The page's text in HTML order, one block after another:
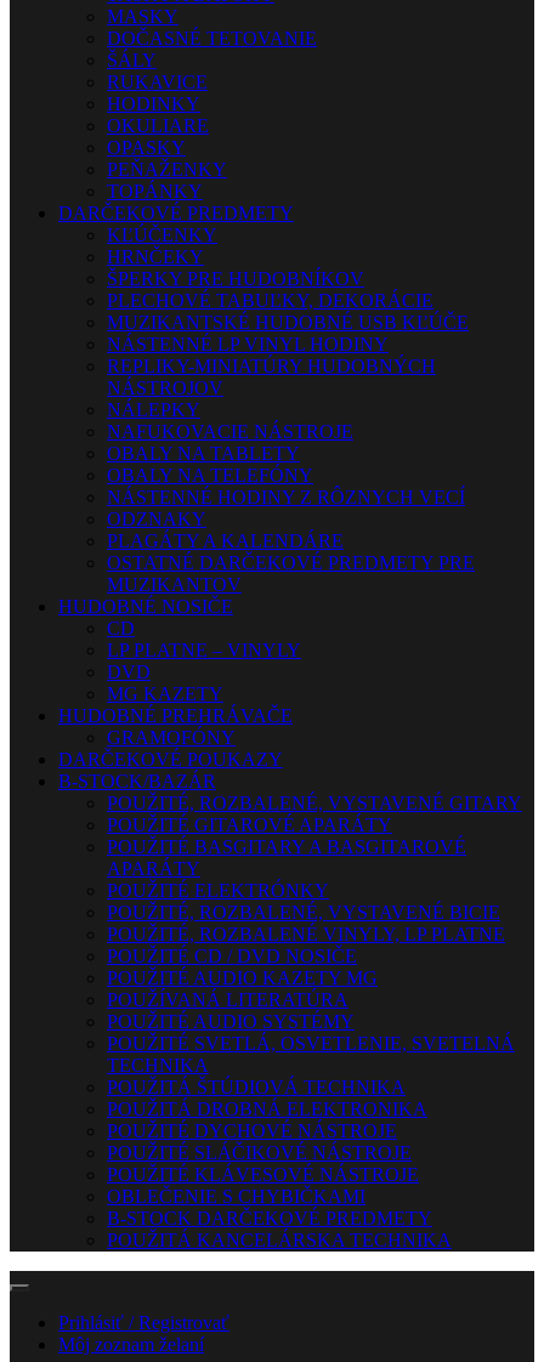
MASKY
DOČASNÉ TETOVANIE
ŠÁLY
RUKAVICE
HODINKY
OKULIARE
OPASKY
PEŇAŽENKY
TOPÁNKY
DARČEKOVÉ PREDMETY
KĽÚČENKY
HRNČEKY
ŠPERKY PRE HUDOBNÍKOV
PLECHOVÉ TABUĽKY, DEKORÁCIE
MUZIKANTSKÉ HUDOBNÉ USB KĽÚČE
NÁSTENNÉ LP VINYL HODINY
REPLIKY-MINIATÚRY HUDOBNÝCH
NÁSTROJOV
NÁLEPKY
NAFUKOVACIE NÁSTROJE
OBALY NA TABLETY
OBALY NA TELEFÓNY
NÁSTENNÉ HODINY Z RÔZNYCH VECÍ
ODZNAKY
PLAGÁTY A KALENDÁRE
OSTATNÉ DARČEKOVÉ PREDMETY PRE
MUZIKANTOV
HUDOBNÉ NOSIČE
CD
LP PLATNE – VINYLY
DVD
MG KAZETY
HUDOBNÉ PREHRÁVAČE
GRAMOFÓNY
DARČEKOVÉ POUKAZY
B-STOCK/BAZÁR
POUŽITÉ, ROZBALENÉ, VYSTAVENÉ GITARY
POUŽITÉ GITAROVÉ APARÁTY
POUŽITÉ BASGITARY A BASGITAROVÉ
APARÁTY
POUŽITÉ ELEKTRÓNKY
POUŽITÉ, ROZBALENÉ, VYSTAVENÉ BICIE
POUŽITÉ, ROZBALENÉ VINYLY, LP PLATNE
POUŽITÉ CD / DVD NOSIČE
POUŽITÉ AUDIO KAZETY MG
POUŽÍVANÁ LITERATÚRA
POUŽITÉ AUDIO SYSTÉMY
POUŽITÉ SVETLÁ, OSVETLENIE, SVETELNÁ
TECHNIKA
POUŽITÁ ŠTÚDIOVÁ TECHNIKA
POUŽITÁ DROBNÁ ELEKTRONIKA
POUŽITÉ DYCHOVÉ NÁSTROJE
POUŽITÉ SLÁČIKOVÉ NÁSTROJE
POUŽITÉ KLÁVESOVÉ NÁSTROJE
OBLEČENIE S CHYBIČKAMI
B-STOCK DARČEKOVÉ PREDMETY
POUŽITÁ KANCELÁRSKA TECHNIKA
Prihlásiť / Registrovať
Môj zoznam želaní